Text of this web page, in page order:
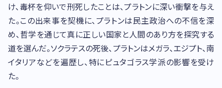
け、毒杯を仰いで刑死したことは、プラトンに深い衝撃を与え
た。この出来事を契機に、プラトンは民主政治への不信を深
め、哲学を通じて真に正しい国家と人間のあり方を探究する
道を選んだ。ソクラテスの死後、プラトンはメガラ、エジプト、南
イタリアなどを遍歴し、特にピュタゴラス学派の影響を受け
た。